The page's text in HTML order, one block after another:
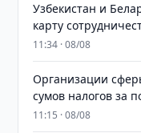
Узбекистан и
карту
11:34 · 08/08
Организации
сумов налогов за
11:15 · 08/08